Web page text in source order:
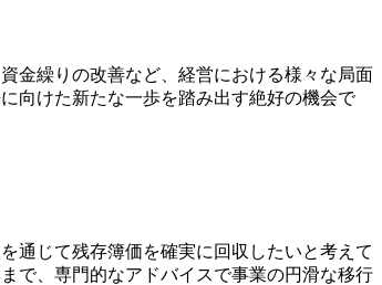
金繰りの改善など、経営における様々な局面
向けた新たな一歩を踏み出す絶好の機会で
通じて残存簿価を確実に回収したいと考えて
で、専門的なアドバイスで事業の円滑な移行